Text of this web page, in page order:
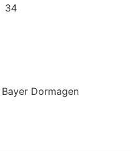
34
Dormagen